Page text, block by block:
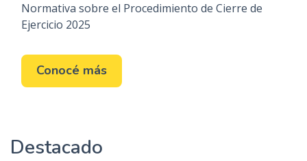
Normativa sobre el Procedimiento de Cierre de
Ejercicio 2025
Conocé más
Destacado